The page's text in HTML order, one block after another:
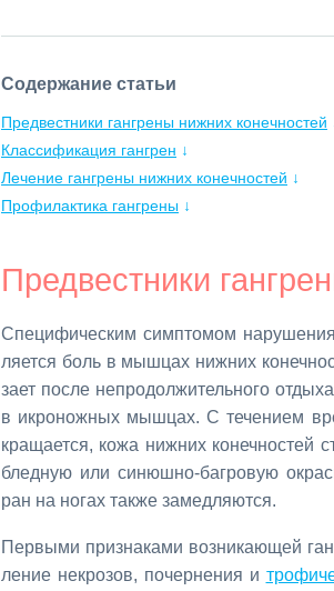
Содержание статьи
Предвестники гангрены нижних конечностей
Классификация гангрен ↓
Лечение гангрены нижних конечностей ↓
Профилактика гангрены ↓
Пред­вест­ни­ки
Спе­ци­фи­че­ским симп­то­мом
ля­ет­ся боль в мыш­цах ниж­них
за­ет по­сле непро­дол­жи­тель­но­го
в ик­ро­нож­ных мыш­цах. С те­че­ни­ем
кра­ща­ет­ся, ко­жа ниж­них ко­неч­но­стей
блед­ную или си­нюш­но-баг­ро­вую
ран на но­гах та­к­же за­мед­ля­ют­ся.
Пер­вы­ми при­зна­ка­ми воз­ни­ка­ю­щей
ле­ние некро­зов, по­чер­не­ния и